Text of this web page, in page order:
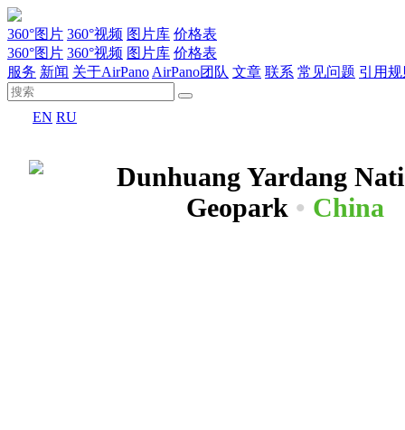
360°图片 360°视频 图片库 价格表
360°图片 360°视频 图片库 价格表
服务 新闻 关于AirPano AirPano团队 文章 联系 常见问题 引用
EN RU
Dunhuang Yardang
Geopark • China